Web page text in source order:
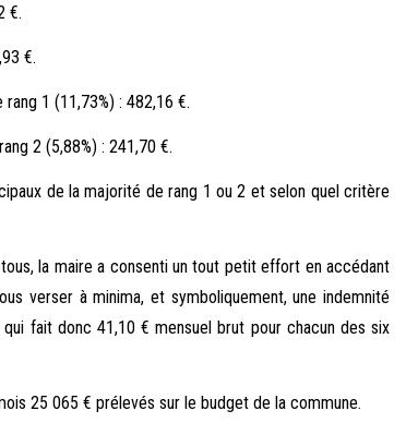
€.
€.
1 (11,73%) : 482,16 €.
2 (5,88%) : 241,70 €.
de la majorité de rang 1 ou 2 et selon quel critère
la maire a consenti un tout petit effort en accédant
verser à minima, et symboliquement, une indemnité
fait donc 41,10 € mensuel brut pour chacun des six
25 065 € prélevés sur le budget de la commune.